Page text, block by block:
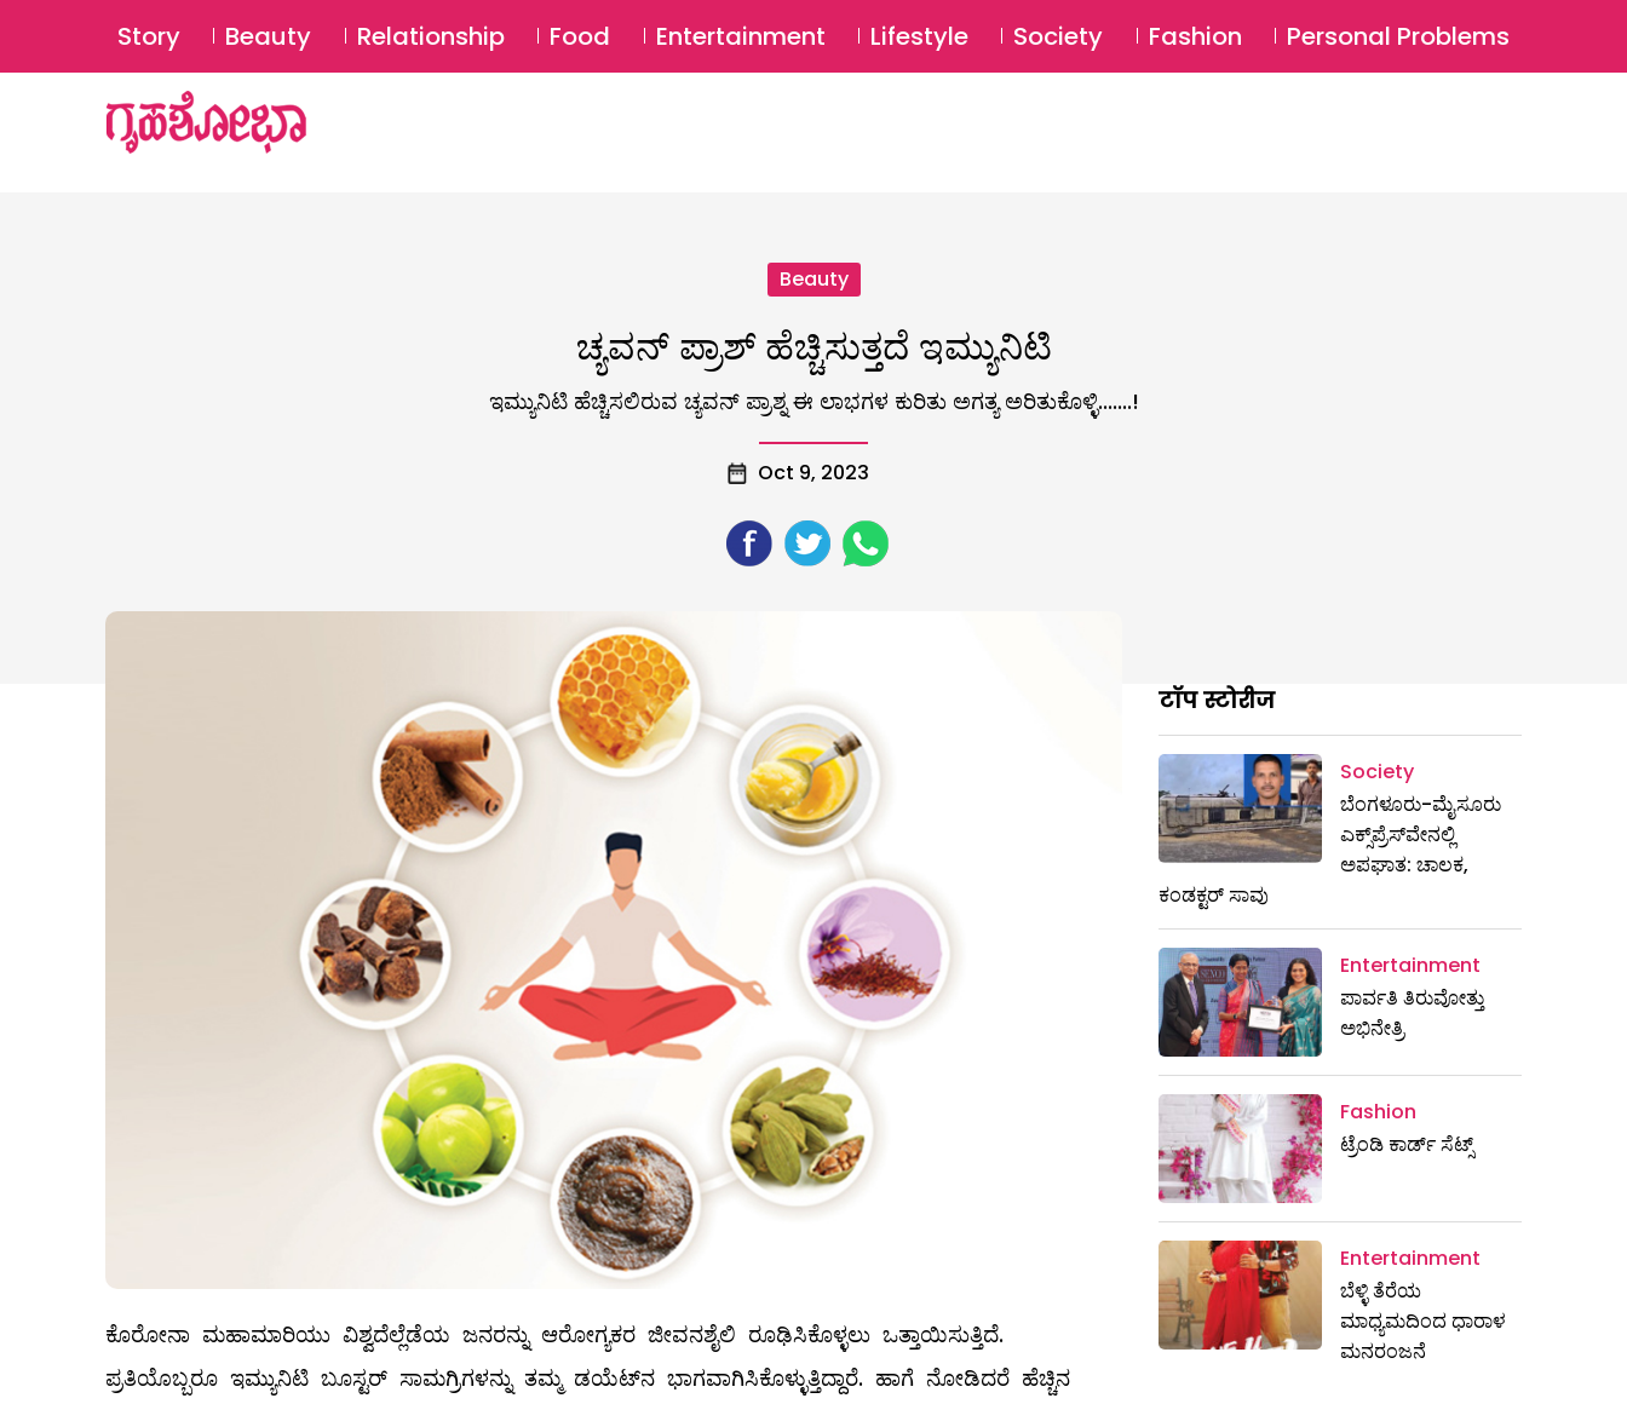
SUBSCRIBE Login ⚲
Story Beauty Relationship Food Entertainment Lifestyle Society Fashion Personal Problems
Beauty
ಚ್ಯವನ್ ಪ್ರಾಶ್ ಹೆಚ್ಚಿಸುತ್ತದೆ ಇಮ್ಯುನಿಟಿ
ಇಮ್ಯುನಿಟಿ ಹೆಚ್ಚಿಸಲಿರುವ ಚ್ಯವನ್ ಪ್ರಾಶ್ನ ಈ ಲಾಭಗಳ ಕುರಿತು ಅಗತ್ಯ ಅರಿತುಕೊಳ್ಳಿ.......!
Oct 9, 2023
ಕೊರೋನಾ ಮಹಾಮಾರಿಯು ವಿಶ್ವದೆಲ್ಲೆಡೆಯ ಜನರನ್ನು ಆರೋಗ್ಯಕರ ಜೀವನಶೈಲಿ ರೂಢಿಸಿಕೊಳ್ಳಲು ಒತ್ತಾಯಿಸುತ್ತಿದೆ.
ಪ್ರತಿಯೊಬ್ಬರೂ ಇಮ್ಯುನಿಟಿ ಬೂಸ್ಟರ್‌ ಸಾಮಗ್ರಿಗಳನ್ನು ತಮ್ಮ ಡಯೆಟ್‌ನ ಭಾಗವಾಗಿಸಿಕೊಳ್ಳುತ್ತಿದ್ದಾರೆ. ಹಾಗೆ ನೋಡಿದರೆ ಹೆಚ್ಚಿನ
टॉप स्टोरीज
Society
ಬೆಂಗಳೂರು-ಮೈಸೂರು
ಎಕ್ಸ್​ಪ್ರೆಸ್‌ವೇನಲ್ಲಿ
ಅಪಘಾತ: ಚಾಲಕ,
ಕಂಡಕ್ಟರ್ ಸಾವು
Entertainment
ಪಾರ್ವತಿ ತಿರುವೋತ್ತು
ಅಭಿನೇತ್ರಿ
Fashion
ಟ್ರೆಂಡಿ ಕಾರ್ಡ್‌ ಸೆಟ್ಸ್
Entertainment
ಬೆಳ್ಳಿ ತೆರೆಯ
ಮಾಧ್ಯಮದಿಂದ ಧಾರಾಳ
ಮನರಂಜನೆ